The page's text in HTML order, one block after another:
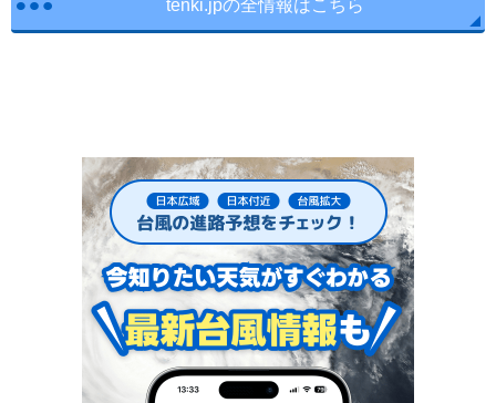
tenki.jpの全情報はこちら